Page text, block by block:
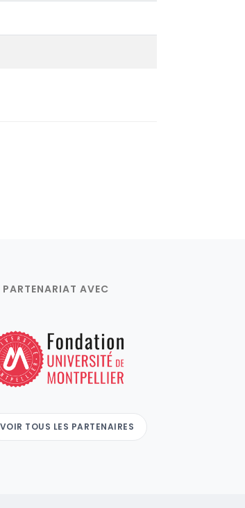
PARTENARIAT AVEC
VOIR TOUS LES PARTENAIRES